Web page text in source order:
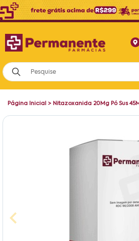
Página Inicial > Nitazoxanida 20Mg Pó Sus